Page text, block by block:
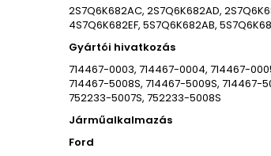
2S7Q6K682AC, 2S7Q6K682AD,
4S7Q6K682EF, 5S7Q6K682AB,
Gyártói hivatkozás
714467-0003, 714467-0004, 714467-
714467-5008S, 714467-5009S,
752233-5007S, 752233-5008S
Járműalkalmazás
Ford